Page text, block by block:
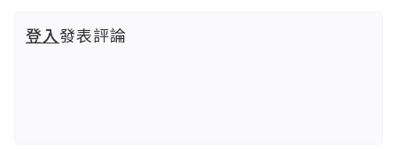
登入發表評論